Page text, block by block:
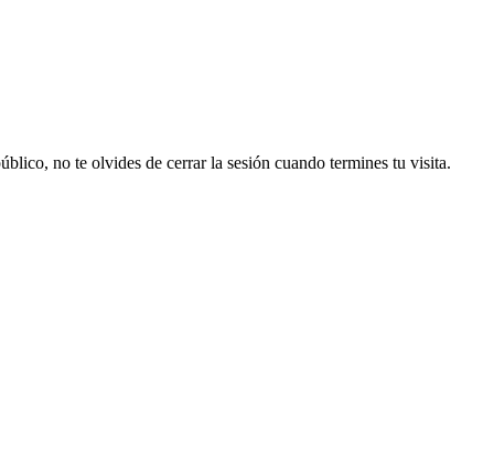
no te olvides de cerrar la sesión cuando termines tu visita.